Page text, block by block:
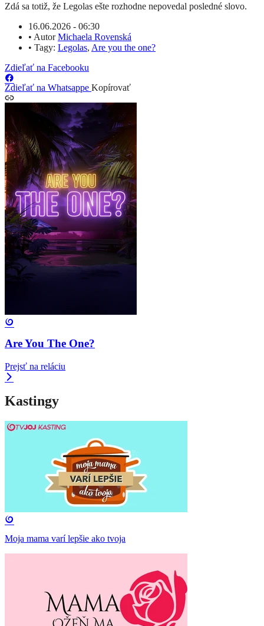
Zdá sa totiž, že Legolas ešte rozhodne nepovedal posledné slovo.
16.06.2026 - 06:30
• AutorMichaela Rovenská
• Tagy: Legolas, Are you the one?
Zdieľať na Facebooku
Zdieľať na Whatsappe Kopírovať
Are You The One?
Prejsť na reláciu
Kastingy
Moja mama varí lepšie ako tvoja